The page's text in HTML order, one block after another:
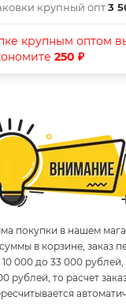
крупный опт3
крупным оптом
250 ₽
покупки в нашем
в корзине, заказ
000 до 33 000 рублей,
рублей, то расчет